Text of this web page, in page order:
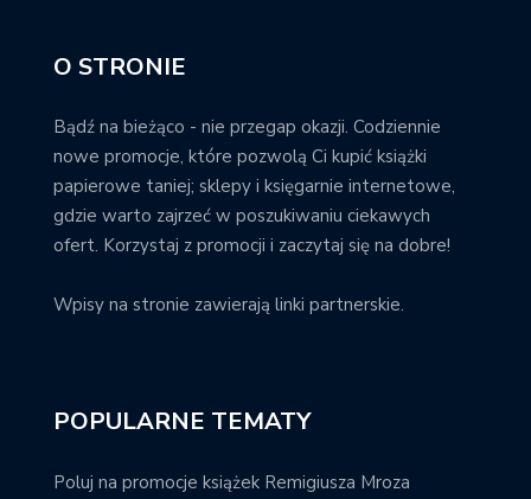
O STRONIE
Bądź na bieżąco - nie przegap okazji. Codziennie
nowe promocje, które pozwolą Ci kupić książki
papierowe taniej; sklepy i księgarnie internetowe,
gdzie warto zajrzeć w poszukiwaniu ciekawych
ofert. Korzystaj z promocji i zaczytaj się na dobre!
Wpisy na stronie zawierają linki partnerskie.
POPULARNE TEMATY
Poluj na promocje książek Remigiusza Mroza